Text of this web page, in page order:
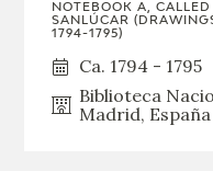
NOTEBOOK A, CALLED
SANLÚCAR
1794-1795)
Ca. 1794 - 1795
Biblioteca
Madrid, España